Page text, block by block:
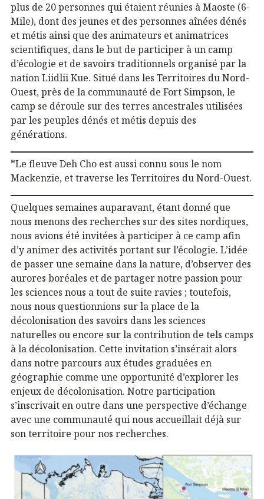
plus de 20 personnes qui étaient réunies à Maoste (6-
Mile), dont des jeunes et des personnes aînées dénés
et métis ainsi que des animateurs et animatrices
scientifiques, dans le but de participer à un camp
d’écologie et de savoirs traditionnels organisé par la
nation Liidlii Kue. Situé dans les Territoires du Nord-
Ouest, près de la communauté de Fort Simpson, le
camp se déroule sur des terres ancestrales utilisées
par les peuples dénés et métis depuis des
générations.
*Le fleuve Deh Cho est aussi connu sous le nom
Mackenzie, et traverse les Territoires du Nord-Ouest.
Quelques semaines auparavant, étant donné que
nous menons des recherches sur des sites nordiques,
nous avions été invitées à participer à ce camp afin
d’y animer des activités portant sur l’écologie. L’idée
de passer une semaine dans la nature, d’observer des
aurores boréales et de partager notre passion pour
les sciences nous a tout de suite ravies ; toutefois,
nous nous questionnions sur la place de la
décolonisation des savoirs dans les sciences
naturelles ou encore sur la contribution de tels camps
à la décolonisation. Cette invitation s’insérait alors
dans notre parcours aux études graduées en
géographie comme une opportunité d’explorer les
enjeux de décolonisation. Notre participation
s’inscrivait en outre dans une perspective d’échange
avec une communauté qui nous accueillait déjà sur
son territoire pour nos recherches.